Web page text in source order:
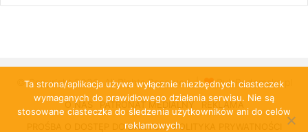
© Copyright 2026, All Rights Reserved | PulsRadomska.pl
O NAS PATRONAT MEDIALNY
REKLAMA
PROŚBA O DOSTĘP DO DANYCH
POLITYKA PRYWATNOŚCI
Ta strona/aplikacja używa wyłącznie niezbędnych ciasteczek
wymaganych do prawidłowego działania serwisu. Nie są
stosowane ciasteczka do śledzenia użytkowników ani do celów
reklamowych.